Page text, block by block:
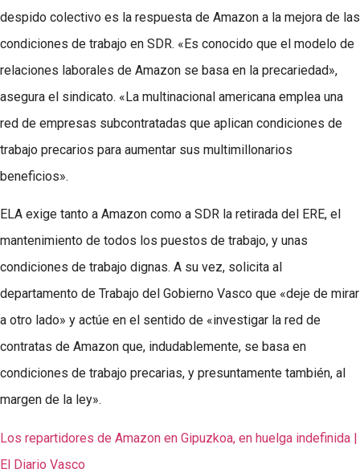
despido colectivo es la respuesta de Amazon a la mejora de las
condiciones de trabajo en SDR. «Es conocido que el modelo de
relaciones laborales de Amazon se basa en la precariedad»,
asegura el sindicato. «La multinacional americana emplea una
red de empresas subcontratadas que aplican condiciones de
trabajo precarios para aumentar sus multimillonarios
beneficios».
ELA exige tanto a Amazon como a SDR la retirada del ERE, el
mantenimiento de todos los puestos de trabajo, y unas
condiciones de trabajo dignas. A su vez, solicita al
departamento de Trabajo del Gobierno Vasco que «deje de mirar
a otro lado» y actúe en el sentido de «investigar la red de
contratas de Amazon que, indudablemente, se basa en
condiciones de trabajo precarias, y presuntamente también, al
margen de la ley».
Los repartidores de Amazon en Gipuzkoa, en huelga indefinida |
El Diario Vasco